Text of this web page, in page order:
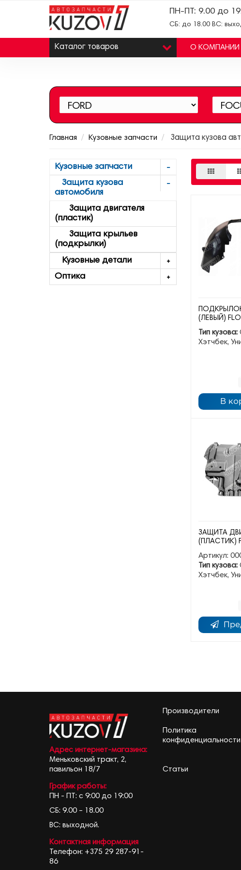
ПН-ПТ: 9.00 до
СБ: до 18.00 ВС:
Каталог товаров О КОМПАНИИ
Главная Кузовные запчасти Защита кузова
Кузовные запчасти
Защита кузова
автомобиля
Защита двигателя
(пластик)
Защита крыльев
(подкрылки)
Кузовные детали
Оптика
(ЛЕВЫЙ)
Тип кузова:
Хэтчбек,
В
ЗАЩИТА
(ПЛАСТИК)
Артикул:
Тип кузова:
Хэтчбек,
Адрес интернет-магазина:
Меньковский тракт, 2,
павильон 18/7
График работы:
ПН - ПТ: с 9:00 до 19:00
СБ: 9.00 – 18.00
ВС: выходной.
Контактная информация
Телефон: +375 29 287-91-
86
Производители
Политика
конфиденциальности
Статьи